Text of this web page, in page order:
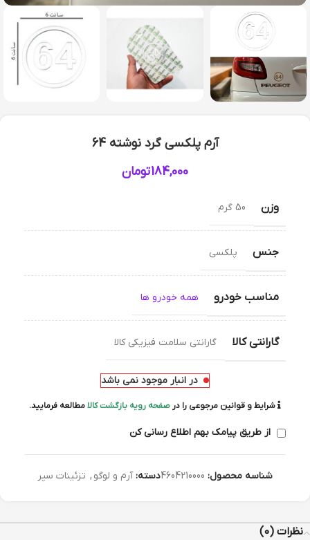
آرم پلکسی گرد نوشته 64
184,000تومان
وزن 50 گرم
جنس پلکسی
مناسب خودرو همه خودرو ها
گارانتی کالا گارانتی سلامت فیزیکی کالا
در انبار موجود نمی باشد
شرایط و قوانین مرجوعی را درصفحه رویه بازگشت کالامطالعه فرمایید.
از طریق پیامک بهم اطلاع رسانی کن
شناسه محصول: 4604210000دسته: آرم و لوگو , تزئینات سپر
نظرات (0)